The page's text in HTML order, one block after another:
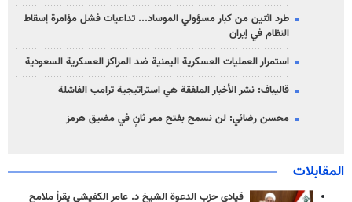
طرد اثنين من كبار مسؤولي الموساد... تداعيات فشل مؤامرة إسقاط
النظام في إيران
استمرار العمليات العسكرية اليمنية ضد المراكز العسكرية السعودية
قاليباف: نشر الأخبار الملفقة هي استراتيجية ترامب الفاشلة
محسن رضائي: لن نسمح بفتح ممر ثانٍ في مضيق هرمز
المقابلات
قيادي حزب الدعوة الشيخ د. عامر الكفيشي يقرأ ملامح